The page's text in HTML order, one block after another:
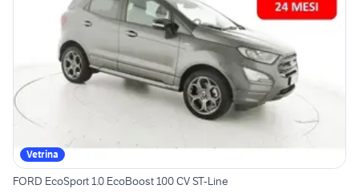
Vetrina
FORD EcoSport 1.0 EcoBoost 100 CV ST-Line